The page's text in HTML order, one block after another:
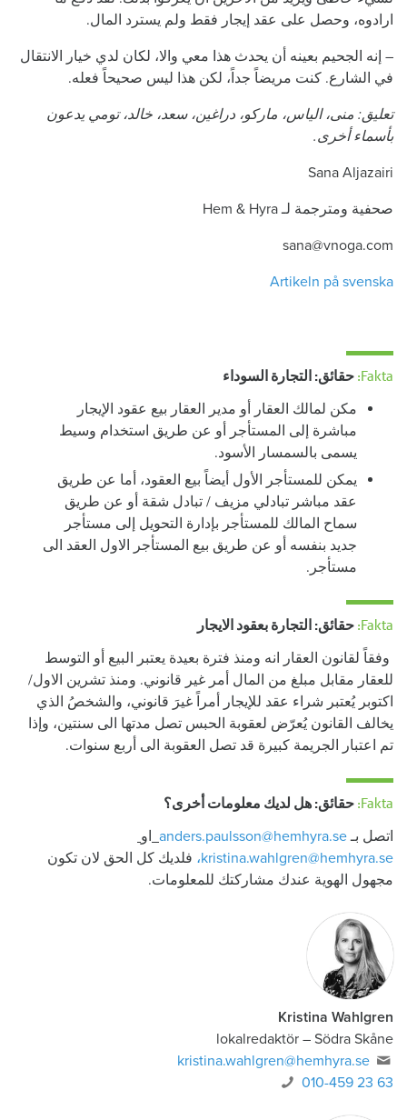
ارادوه، وحصل على عقد إيجار فقط ولم يسترد المال.
– إنه الجحيم بعينه أن يحدث هذا معي والا، لكان لدي خيار الانتقال
في الشارع. كنت مريضاً جداً، لكن هذا ليس صحيحاً فعله.
تعليق: منى، الياس، ماركو، دراغين، سعد، خالد، تومي يدعون
بأسماء أخرى.
Sana Aljazairi
صحفية ومترجمة لـ Hem & Hyra
sana@vnoga.com
Artikeln på svenska
Fakta: حقائق: التجارة السوداء
مكن لمالك العقار أو مدير العقار بيع عقود الإيجار
مباشرة إلى المستأجر أو عن طريق استخدام وسيط
يسمى بالسمسار الأسود.
يمكن للمستأجر الأول أيضاً بيع العقود، أما عن طريق
عقد مباشر تبادلي مزيف / تبادل شقة أو عن طريق
سماح المالك للمستأجر بإدارة التحويل إلى مستأجر
جديد بنفسه أو عن طريق بيع المستأجر الاول العقد الى
مستأجر.
Fakta: حقائق: التجارة بعقود الايجار
وفقاً لقانون العقار انه ومنذ فترة بعيدة يعتبر البيع أو التوسط
للعقار مقابل مبلغ من المال أمر غير قانوني. ومنذ تشرين الاول/
اكتوبر يُعتبر شراء عقد للإيجار أمراً غيرَ قانوني، والشخصُ الذي
يخالف القانون يُعرّض لعقوبة الحبس تصل مدتها الى سنتين، وإذا
تم اعتبار الجريمة كبيرة قد تصل العقوبة الى أربع سنوات.
Fakta: حقائق: هل لديك معلومات أخرى؟
اتصل بـanders.paulsson@hemhyra.se او
kristina.wahlgren@hemhyra.se، فلديك كل الحق لان تكون
مجهول الهوية عندك مشاركتك للمعلومات.
Kristina Wahlgren
lokalredaktör – Södra Skåne
kristina.wahlgren@hemhyra.se
010-459 23 63